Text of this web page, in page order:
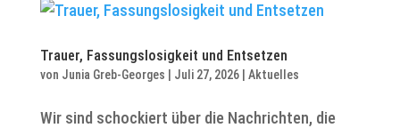
Trauer, Fassungslosigkeit und Entsetzen
von Junia Greb-Georges Juli 27, 2026| Aktuelles
Wir sind schockiert über die Nachrichten, die